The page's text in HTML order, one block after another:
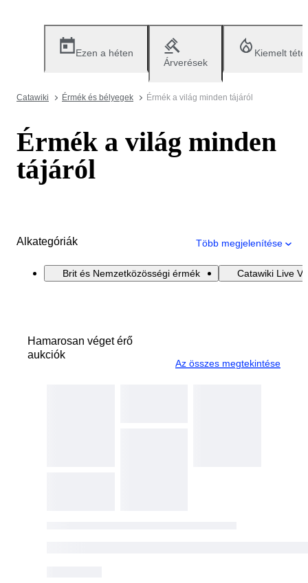
Ezen a héten
Árverések
Kiemelt
Catawiki Érmék és bélyegek Érmék a világ minden tájáról
Érmék a világ minden
tájáról
Alkategóriák Több megjelenítése
Brit és Nemzetközösségi érmék Catawiki Live
Hamarosan véget érő
aukciók
Az összes megtekintése